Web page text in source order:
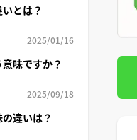
とは？
2025/01/16
味ですか？
2025/09/18
違いは？